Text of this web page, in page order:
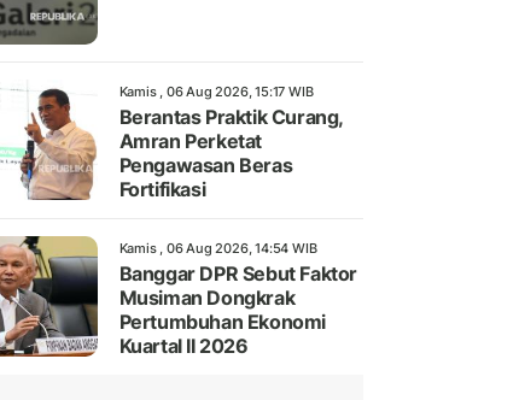
Kamis , 06 Aug 2026, 15:17 WIB
Berantas Praktik Curang,
Amran Perketat
Pengawasan Beras
Fortifikasi
Kamis , 06 Aug 2026, 14:54 WIB
Banggar DPR Sebut Faktor
Musiman Dongkrak
Pertumbuhan Ekonomi
Kuartal II 2026